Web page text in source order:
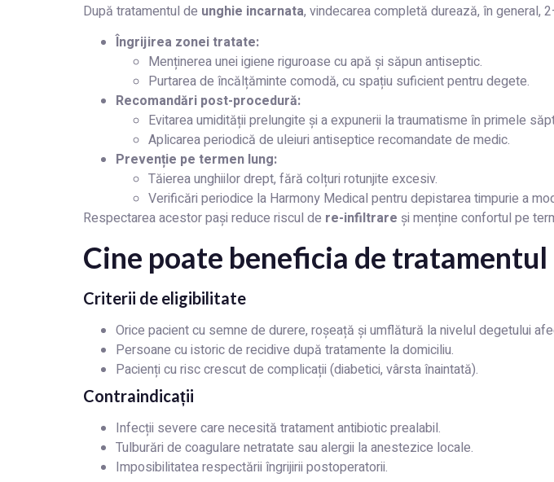
După tratamentul de unghie incarnata, vindecarea completă durează, în general,
Îngrijirea zonei tratate:
Menținerea unei igiene riguroase cu apă și săpun antiseptic.
Purtarea de încălțăminte comodă, cu spațiu suficient pentru degete.
Recomandări post-procedură:
Evitarea umidității prelungite și a expunerii la traumatisme în primele
Aplicarea periodică de uleiuri antiseptice recomandate de medic.
Prevenție pe termen lung:
Tăierea unghiilor drept, fără colțuri rotunjite excesiv.
Verificări periodice la Harmony Medical pentru depistarea timpurie a
Respectarea acestor pași reduce riscul de re-infiltrare și menține confortul pe
Cine poate beneficia de
Criterii de eligibilitate
Orice pacient cu semne de durere, roșeață și umflătură la nivelul degetului
Persoane cu istoric de recidive după tratamente la domiciliu.
Pacienți cu risc crescut de complicații (diabetici, vârsta înaintată).
Contraindicații
Infecții severe care necesită tratament antibiotic prealabil.
Tulburări de coagulare netratate sau alergii la anestezice locale.
Imposibilitatea respectării îngrijirii postoperatorii.